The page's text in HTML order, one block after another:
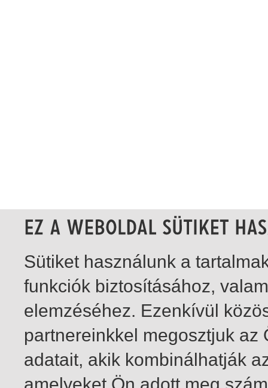
Sütiket használunk a
funkciók biztosításához,
elemzéséhez. Ezenkívül
partnereinkkel megosztjuk
adatait, akik kombinálhatják